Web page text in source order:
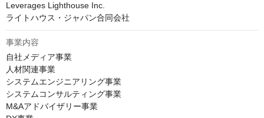
Leverages Lighthouse Inc.
ライトハウス・ジャパン合同会社
事業内容
自社メディア事業
人材関連事業
システムエンジニアリング事業
システムコンサルティング事業
M&Aアドバイザリー事業